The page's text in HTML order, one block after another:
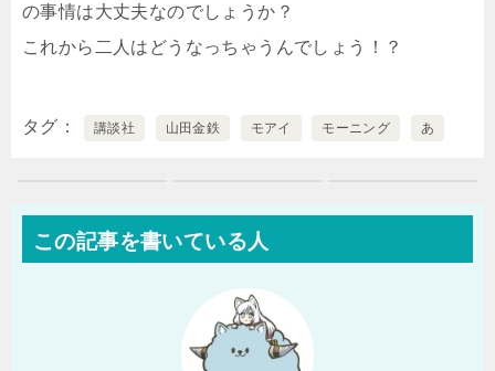
の事情は大丈夫なのでしょうか？
これから二人はどうなっちゃうんでしょう！？
タグ 講談社 山田金鉄 モアイ モーニング あ
この記事を書いている人